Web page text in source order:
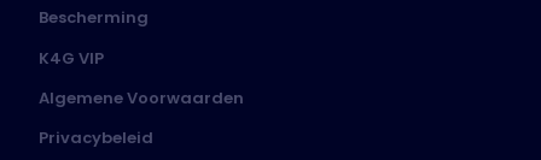
Bescherming
K4G VIP
Algemene Voorwaarden
Privacybeleid